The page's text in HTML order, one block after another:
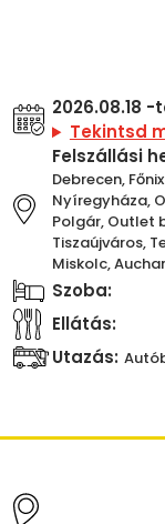
2026.08.18
Tekintsd
Felszállási
Debrecen,
Nyíregyháza,
Polgár, Outlet
Tiszaújváros,
Miskolc,
Szoba:
Ellátás:
Utazás: